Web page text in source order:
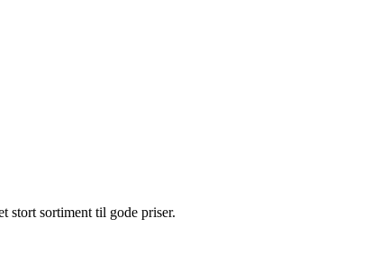
stort sortiment til gode priser.